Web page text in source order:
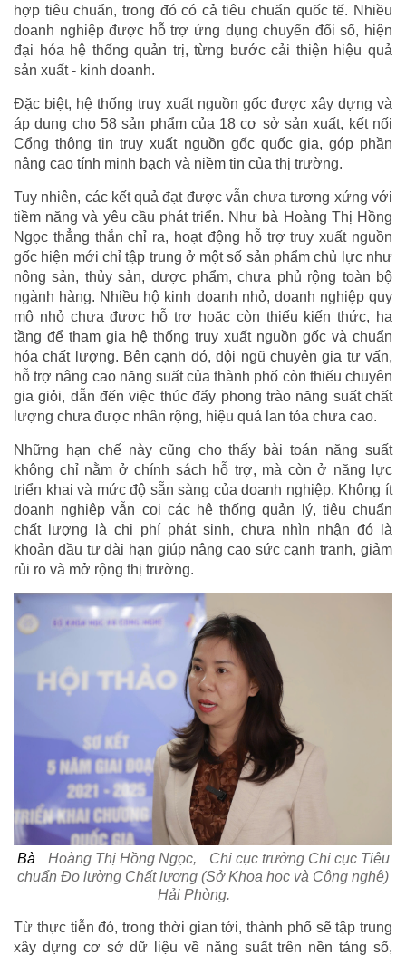
hợp tiêu chuẩn, trong đó có cả tiêu chuẩn quốc tế. Nhiều
doanh nghiệp được hỗ trợ ứng dụng chuyển đổi số, hiện
đại hóa hệ thống quản trị, từng bước cải thiện hiệu quả
sản xuất - kinh doanh.
Đặc biệt, hệ thống truy xuất nguồn gốc được xây dựng và
áp dụng cho 58 sản phẩm của 18 cơ sở sản xuất, kết nối
Cổng thông tin truy xuất nguồn gốc quốc gia, góp phần
nâng cao tính minh bạch và niềm tin của thị trường.
Tuy nhiên, các kết quả đạt được vẫn chưa tương xứng với
tiềm năng và yêu cầu phát triển. Như bà Hoàng Thị Hồng
Ngọc thẳng thắn chỉ ra, hoạt động hỗ trợ truy xuất nguồn
gốc hiện mới chỉ tập trung ở một số sản phẩm chủ lực như
nông sản, thủy sản, dược phẩm, chưa phủ rộng toàn bộ
ngành hàng. Nhiều hộ kinh doanh nhỏ, doanh nghiệp quy
mô nhỏ chưa được hỗ trợ hoặc còn thiếu kiến thức, hạ
tầng để tham gia hệ thống truy xuất nguồn gốc và chuẩn
hóa chất lượng. Bên cạnh đó, đội ngũ chuyên gia tư vấn,
hỗ trợ nâng cao năng suất của thành phố còn thiếu chuyên
gia giỏi, dẫn đến việc thúc đẩy phong trào năng suất chất
lượng chưa được nhân rộng, hiệu quả lan tỏa chưa cao.
Những hạn chế này cũng cho thấy bài toán năng suất
không chỉ nằm ở chính sách hỗ trợ, mà còn ở năng lực
triển khai và mức độ sẵn sàng của doanh nghiệp. Không ít
doanh nghiệp vẫn coi các hệ thống quản lý, tiêu chuẩn
chất lượng là chi phí phát sinh, chưa nhìn nhận đó là
khoản đầu tư dài hạn giúp nâng cao sức cạnh tranh, giảm
rủi ro và mở rộng thị trường.
Bà Hoàng Thị Hồng Ngọc,
Chi cục trưởng Chi cục Tiêu
chuẩn Đo lường Chất lượng (Sở Khoa học và Công nghệ)
Hải Phòng.
Từ thực tiễn đó, trong thời gian tới, thành phố sẽ tập trung
xây dựng cơ sở dữ liệu về năng suất trên nền tảng số,